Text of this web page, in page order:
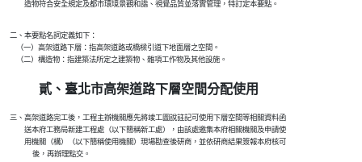
    二、本要點名詞定義如下：
        （一）高架道路下層：指高架道路或橋樑引道下地面層之空間。
貳、臺北市高架道路下層空間分配使用
    三、高架道路完工後，工程主辦機關應先將竣工圖說註記可使用下層空間等相關資料函
    　　送本府工務局新建工程處（以下簡稱新工處），由該處邀集本府相關機關及申請使
用機關（構）（以下簡稱使用機關）現場勘查後研商，並依研商結果簽報本府核可